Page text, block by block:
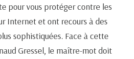
pour vous protéger contre les
Internet et ont recours à des
sophistiquées. Face à cette
Gressel, le maître-mot doit